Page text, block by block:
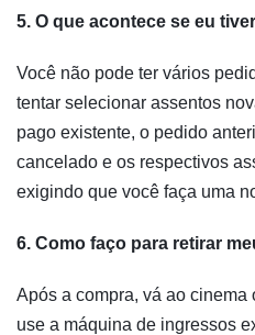
5. O que acontece se eu
Você não pode ter vários
tentar selecionar assentos
pago existente, o pedido
cancelado e os respectivos
exigindo que você faça uma
6. Como faço para retirar
Após a compra, vá ao
use a máquina de ingressos